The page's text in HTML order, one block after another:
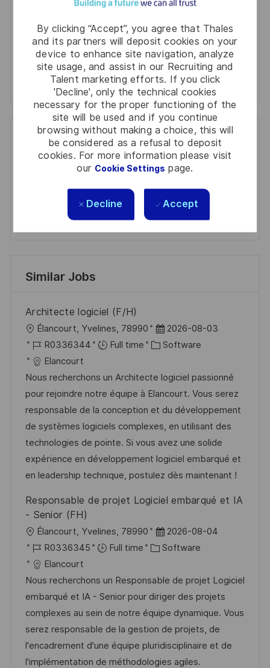
By clicking “Accept”, you agree that Thales
and its partners will deposit cookies on your
device to enhance site navigation, analyze
site usage, and assist in our Recruiting and
Talent marketing efforts. If you click
'Decline', only the technical cookies
necessary for the proper functioning of the
site will be used and if you continue
browsing without making a choice, this will
be considered as a refusal to deposit
cookies. For more information please visit
our Cookie Settings page.
Decline Accept
Activate
Manage alerts
Manage alerts
Get tailored job recommendations
based on your interests.
Get Started
Similar Jobs
Architecte logiciel (F/H)
L
o
c
a
t
i
o
n
Élancourt, Yvelines, 78990
P
o
t
e
d
D
a
t
e
2026-08-03
J
o
b
I
d
R0336344 Full time
C
t
e
g
o
r
y
Software
Elancourt
Nous recherchons un Architecte logiciel passionné
pour rejoindre notre équipe à Elancourt. Vous serez
responsable de la conception et du développement
de systèmes logiciels complexes, en utilisant des
technologies de pointe. Si vous avez une solide
expérience en développement logiciel embarqué et
en leadership technique, postulez dès maintenant !
Responsable de projet Logiciel embarqué et IA
- Senior (FH)
L
o
c
a
t
i
o
n
Élancourt, Yvelines, 78990
P
o
t
e
d
D
a
t
2026-08-04
J
o
b
I
d
R0336345 Full time
C
t
e
g
o
r
y
Software
Elancourt
Nous recherchons un Responsable de projet Logiciel
embarqué et IA - Senior pour diriger des projets
complexes au sein de notre équipe dynamique. Vous
serez responsable de la gestion de projets, de
l'encadrement d'une équipe pluridisciplinaire et de
l'implémentation de méthodologies agiles.